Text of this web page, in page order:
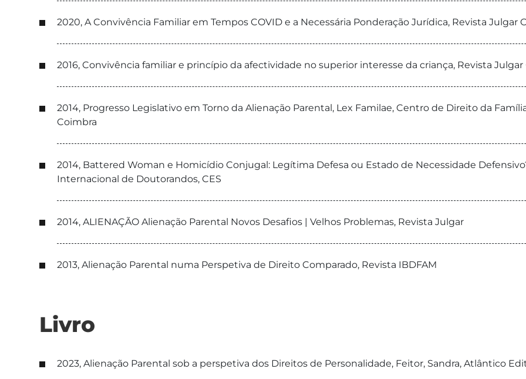
2020, A Convivência Familiar em Tempos COVID e a Necessária Ponderação Jurídica, Revista Julgar
2016, Convivência familiar e princípio da afectividade no superior interesse da criança, Revista
2014, Progresso Legislativo em Torno da Alienação Parental, Lex Familae, Centro de Direito da
Coimbra
2014, Battered Woman e Homicídio Conjugal: Legítima Defesa ou Estado de Necessidade
Internacional de Doutorandos, CES
2014, ALIENAÇÃO Alienação Parental Novos Desafios | Velhos Problemas, Revista Julgar
2013, Alienação Parental numa Perspetiva de Direito Comparado, Revista IBDFAM
Livro
2023, Alienação Parental sob a perspetiva dos Direitos de Personalidade, Feitor, Sandra, Atlântico